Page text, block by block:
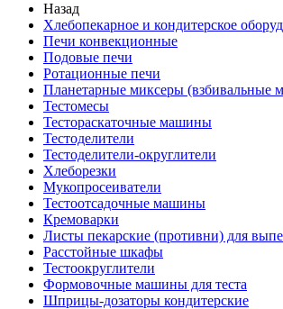
Назад
Хлебопекарное и кондитерское
Печи конвекционные
Подовые печи
Ротационные печи
Планетарные миксеры (взбивальные
Тестомесы
Тестораскаточные машины
Тестоделители
Тестоделители-округлители
Хлеборезки
Мукопросеиватели
Тестоотсадочные машины
Кремоварки
Листы пекарские (противни) для
Расстойные шкафы
Тестоокруглители
Формовочные машины для теста
Шприцы-дозаторы кондитерские